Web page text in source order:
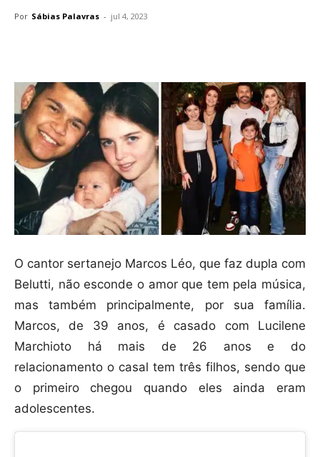
Por Sábias Palavras - jul 4, 2023
O cantor sertanejo Marcos Léo, que faz dupla com
Belutti, não esconde o amor que tem pela música,
mas também principalmente, por sua família.
Marcos, de 39 anos, é casado com Lucilene
Marchioto há mais de 26 anos e do
relacionamento o casal tem três filhos, sendo que
o primeiro chegou quando eles ainda eram
adolescentes.